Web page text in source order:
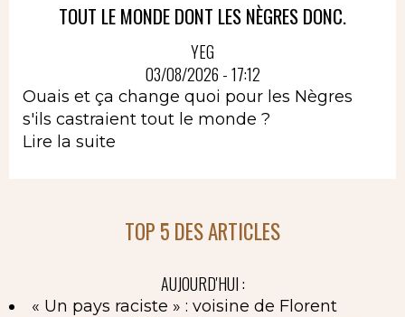
TOUT LE MONDE DONT LES NÈGRES DONC.
YEG
03/08/2026 - 17:12
Ouais et ça change quoi pour les Nègres
s'ils castraient tout le monde ?
Lire la suite
TOP 5 DES ARTICLES
AUJOURD'HUI :
« Un pays raciste » : voisine de Florent